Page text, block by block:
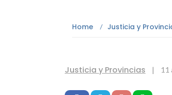
Home / Justicia y
Justicia y Provincias | 11